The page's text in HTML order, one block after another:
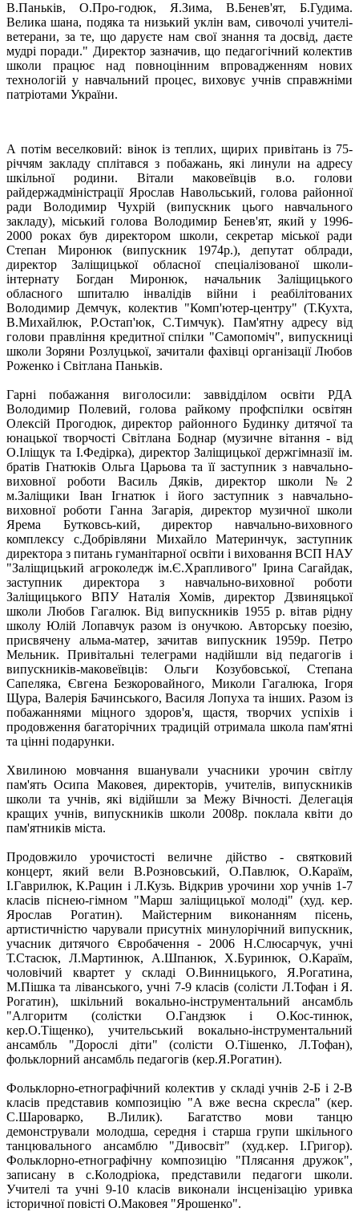
В.Паньків, О.Про-годюк, Я.Зима, В.Бенев'ят, Б.Гудима.
Велика шана, подяка та низький уклін вам, сивочолі учителі-
ветерани, за те, що даруєте нам свої знання та досвід, даєте
мудрі поради." Директор зазначив, що педагогічний колектив
школи працює над повноцінним впровадженням нових
технологій у навчальний процес, виховує учнів справжніми
патріотами України.
А потім веселковий: вінок із теплих, щирих привітань із 75-
річчям закладу сплітався з побажань, які линули на адресу
шкільної родини. Вітали маковеївців в.о. голови
райдержадміністрації Ярослав Навольський, голова районної
ради Володимир Чухрій (випускник цього навчального
закладу), міський голова Володимир Бенев'ят, який у 1996-
2000 роках був директором школи, секретар міської ради
Степан Миронюк (випускник 1974р.), депутат облради,
директор Заліщицької обласної спеціалізованої школи-
інтернату Богдан Миронюк, начальник Заліщицького
обласного шпиталю інвалідів війни і реабілітованих
Володимир Демчук, колектив "Комп'ютер-центру" (Т.Кухта,
В.Михайлюк, Р.Остап'юк, С.Тимчук). Пам'ятну адресу від
голови правління кредитної спілки "Самопоміч", випускниці
школи Зоряни Розлуцької, зачитали фахівці організації Любов
Роженко і Світлана Паньків.
Гарні побажання виголосили: заввідділом освіти РДА
Володимир Полевий, голова райкому профспілки освітян
Олексій Прогодюк, директор районного Будинку дитячої та
юнацької творчості Світлана Боднар (музичне вітання - від
О.Іліщук та І.Федірка), директор Заліщицької держгімназії ім.
братів Гнатюків Ольга Царьова та її заступник з навчально-
виховної роботи Василь Дяків, директор школи №2
м.Заліщики Іван Ігнатюк і його заступник з навчально-
виховної роботи Ганна Загарія, директор музичної школи
Ярема Бутковсь-кий, директор навчально-виховного
комплексу с.Добрівляни Михайло Материнчук, заступник
директора з питань гуманітарної освіти і виховання ВСП НАУ
"Заліщицький агроколедж ім.Є.Храпливого" Ірина Сагайдак,
заступник директора з навчально-виховної роботи
Заліщицького ВПУ Наталія Хомів, директор Дзвиняцької
школи Любов Гагалюк. Від випускників 1955 р. вітав рідну
школу Юлій Лопавчук разом із онучкою. Авторську поезію,
присвячену альма-матер, зачитав випускник 1959р. Петро
Мельник. Привітальні телеграми надійшли від педагогів і
випускників-маковеївців: Ольги Козубовської, Степана
Сапеляка, Євгена Безкоровайного, Миколи Гагалюка, Ігоря
Щура, Валерія Бачинського, Василя Лопуха та інших. Разом із
побажаннями міцного здоров'я, щастя, творчих успіхів і
продовження багаторічних традицій отримала школа пам'ятні
та цінні подарунки.
Хвилиною мовчання вшанували учасники урочин світлу
пам'ять Осипа Маковея, директорів, учителів, випускників
школи та учнів, які відійшли за Межу Вічності. Делегація
кращих учнів, випускників школи 2008р. поклала квіти до
пам'ятників міста.
Продовжило урочистості величне дійство - святковий
концерт, який вели В.Розновський, О.Павлюк, О.Караїм,
І.Гаврилюк, К.Рацин і Л.Кузь. Відкрив урочини хор учнів 1-7
класів піснею-гімном "Марш заліщицької молоді" (худ. кер.
Ярослав Рогатин). Майстерним виконанням пісень,
артистичністю чарували присутніх минулорічний випускник,
учасник дитячого Євробачення - 2006 Н.Слюсарчук, учні
Т.Стасюк, Л.Мартинюк, А.Шпанюк, Х.Буринюк, О.Караїм,
чоловічий квартет у складі О.Винницького, Я.Рогатина,
М.Пішка та ліванського, учні 7-9 класів (солісти Л.Тофан і Я.
Рогатин), шкільний вокально-інструментальний ансамбль
"Алгоритм (солістки О.Гандзюк і О.Кос-тинюк,
кер.О.Тіщенко), учительський вокально-інструментальний
ансамбль "Дорослі діти" (солісти О.Тішенко, Л.Тофан),
фольклорний ансамбль педагогів (кер.Я.Рогатин).
Фольклорно-етнографічний колектив у складі учнів 2-Б і 2-В
класів представив композицію "А вже весна скресла" (кер.
С.Шароварко, В.Лилик). Багатство мови танцю
демонстрували молодша, середня і старша групи шкільного
танцювального ансамблю "Дивосвіт" (худ.кер. І.Григор).
Фольклорно-етнографічну композицію "Плясання дружок",
записану в с.Колодріока, представили педагоги школи.
Учителі та учні 9-10 класів виконали інсценізацію уривка
історичної повісті О.Маковея "Ярошенко".